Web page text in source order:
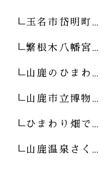
玉名市岱明町…
繁根木八幡宮…
山鹿のひまわ…
山鹿市立博物…
ひまわり畑で…
山鹿温泉さく…